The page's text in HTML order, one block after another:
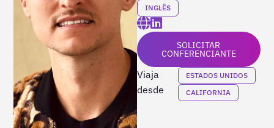
INGLÊS
SOLICITAR
CONFERENCIANTE
Viaja
desde
ESTADOS UNIDOS
CALIFORNIA